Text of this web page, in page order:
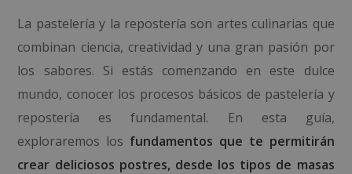
La pastelería y la repostería son artes culinarias que
combinan ciencia, creatividad y una gran pasión por
los sabores. Si estás comenzando en este dulce
mundo, conocer los procesos básicos de pastelería y
repostería es fundamental. En esta guía,
exploraremos los fundamentos que te permitirán
crear deliciosos postres, desde los tipos de masas